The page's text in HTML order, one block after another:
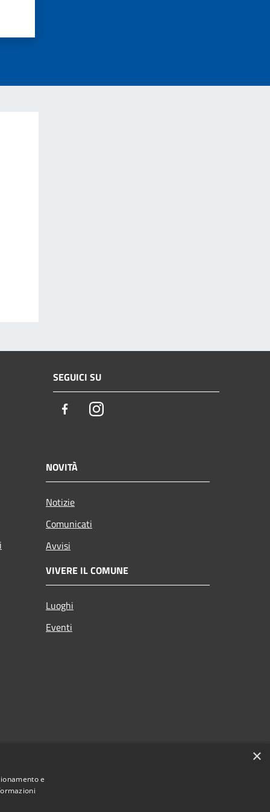
SEGUICI SU
FacebookInstagram
NOVITÀ
Notizie
Comunicati
Avvisi
VIVERE IL COMUNE
Luoghi
Eventi
×
e